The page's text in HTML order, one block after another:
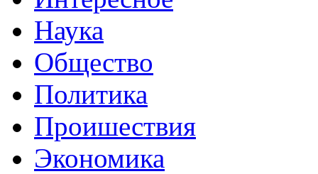
Наука
Общество
Политика
Проишествия
Экономика